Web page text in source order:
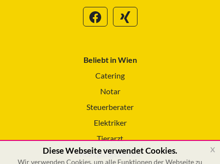
Beliebt in Wien
Catering
Notar
Steuerberater
Elektriker
Tierarzt
Reinigungsservice
Diese Webseite verwendet Cookies.
Wir verwenden Cookies, um alle Funktionen der Webseite zu
x